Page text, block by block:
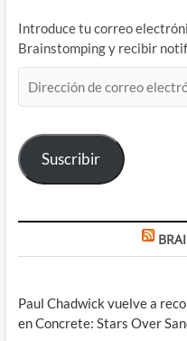
Introduce tu correo
Brainstomping y recibir
de
electrónico
Suscribir
Paul Chadwick vuelve a
en Concrete: Stars Over